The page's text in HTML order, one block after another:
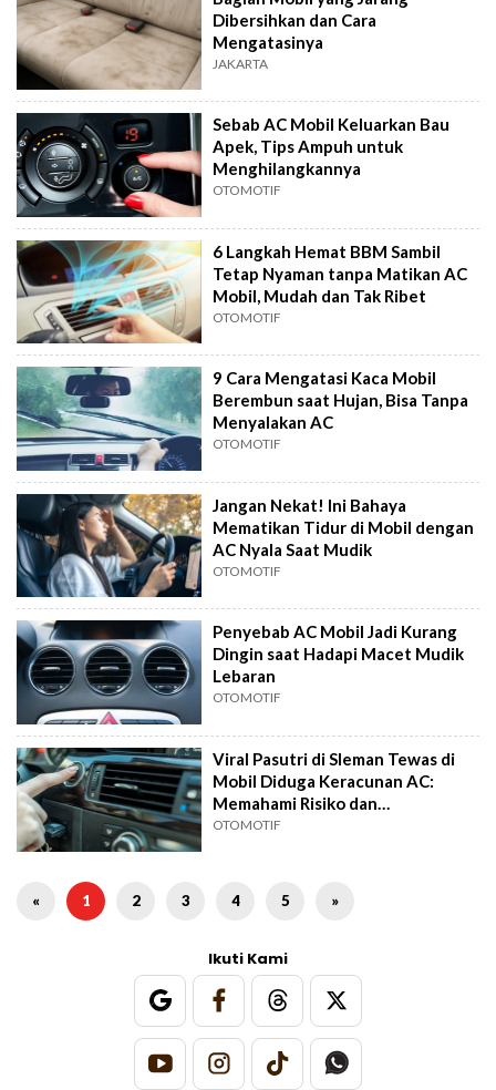
Dibersihkan dan Cara
Mengatasinya
JAKARTA
Sebab AC Mobil Keluarkan Bau
Apek, Tips Ampuh untuk
Menghilangkannya
OTOMOTIF
6 Langkah Hemat BBM Sambil
Tetap Nyaman tanpa Matikan AC
Mobil, Mudah dan Tak Ribet
OTOMOTIF
9 Cara Mengatasi Kaca Mobil
Berembun saat Hujan, Bisa Tanpa
Menyalakan AC
OTOMOTIF
Jangan Nekat! Ini Bahaya
Mematikan Tidur di Mobil dengan
AC Nyala Saat Mudik
OTOMOTIF
Penyebab AC Mobil Jadi Kurang
Dingin saat Hadapi Macet Mudik
Lebaran
OTOMOTIF
Viral Pasutri di Sleman Tewas di
Mobil Diduga Keracunan AC:
Memahami Risiko dan
Pencegahannya
OTOMOTIF
« 1 2 3 4 5 »
Ikuti Kami